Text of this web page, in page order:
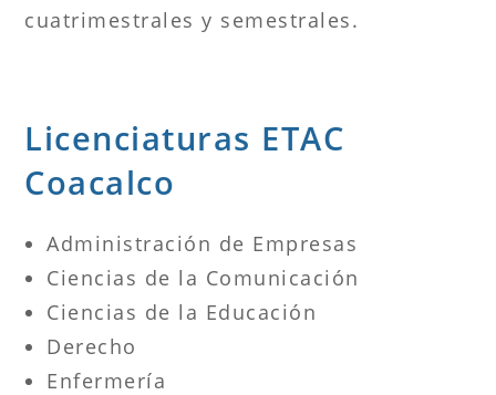
cuatrimestrales y semestrales.
Licenciaturas ETAC
Coacalco
Administración de Empresas
Ciencias de la Comunicación
Ciencias de la Educación
Derecho
Enfermería